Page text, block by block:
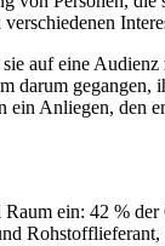
eine
Anliegen,
ein: 42 %